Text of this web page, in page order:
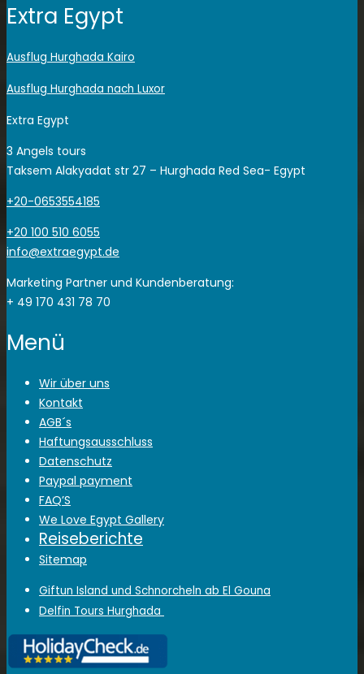
Extra Egypt
Ausflug Hurghada Kairo
Ausflug Hurghada nach Luxor
Extra Egypt
3 Angels tours
Taksem Alakyadat str 27 – Hurghada Red Sea- Egypt
+20-0653554185
+20 100 510 6055
info@extraegypt.de
Marketing Partner und Kundenberatung:
+ 49 170 431 78 70
Menü
Wir über uns
Kontakt
AGB´s
Haftungsausschluss
Datenschutz
Paypal payment
FAQ’S
We Love Egypt Gallery
Reiseberichte
Sitemap
Giftun Island und Schnorcheln ab El Gouna
Delfin Tours Hurghada